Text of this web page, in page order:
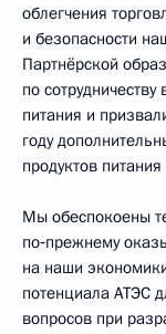
облегчения
и безопасности
Партнёрской
по
питания и
году
продуктов
Мы обеспокоены
по‑прежнему
на наши
потенциала АТЭС
вопросов при